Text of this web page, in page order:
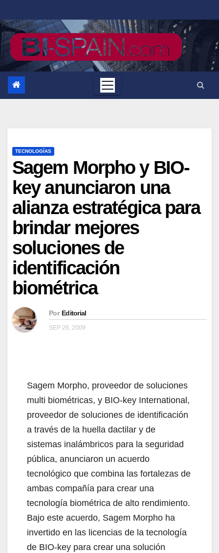
al
contenido
TECNOLOGÍAS
Sagem Morpho y BIO-
key anunciaron una
alianza estratégica para
brindar mejores
soluciones de
identificación
biométrica
Por Editorial
SEP 26, 2009
Sagem Morpho, proveedor de soluciones
multi biométricas, y BIO-key International,
proveedor de soluciones de identificación
a través de la huella dactilar y de
sistemas inalámbricos para la seguridad
pública, anunciaron un acuerdo
tecnológico que combina las fortalezas de
ambas compañía para crear una
tecnología biométrica de alto rendimiento.
Bajo este acuerdo, Sagem Morpho ha
invertido en las licencias de la tecnología
de BIO-key para crear una solución